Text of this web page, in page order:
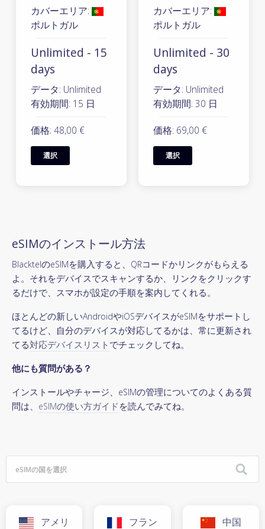
カバーエリア:
ポルトガル
Unlimited - 15
days
データ: Unlimited
有効期間: 15 日
価格: 48,00 €
選択
カバーエリア:
ポルトガル
Unlimited - 30
days
データ: Unlimited
有効期間: 30 日
価格: 69,00 €
選択
eSIMのインストール方法
BlacktelのeSIMを購入すると、QRコードかリンクがもらえる
よ。それをデバイスでスキャンするか、リンクをクリックす
るだけで、スマホが設定の手順を案内してくれる。
ほとんどの新しいAndroidやiOSデバイスがeSIMをサポートし
てるけど、自分のデバイスが対応してるかは、常に更新され
てる対応デバイスリスト でチェックしてね。
他にも質問がある？
インストールやチャージ、eSIMの管理についてのよくある質
問は、 eSIMの使い方ガイド を読んでみてね。
アメリ
フラン
中国